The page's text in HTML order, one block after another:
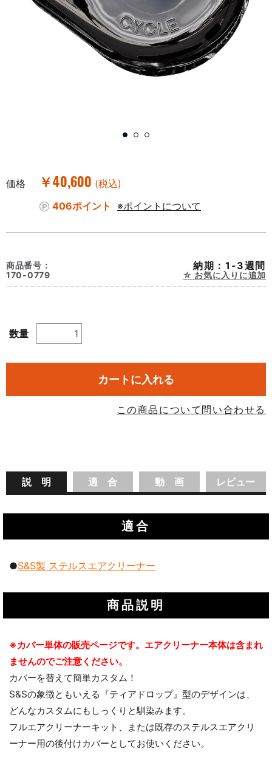
価格 ￥40,600 (税込)
406ポイント
※ポイントについて
商品番号：
170-0779
納期：1-3週間
お気に入りに追加
数量
カートに入れる
この商品について問い合わせる
説 明 適 合 動 画 レビュー
適合
●S&S製 ステルスエアクリーナー
商品説明
※カバー単体の販売ページです。エアクリーナー本体は含まれ
ませんのでご注意ください。
カバーを替えて簡単カスタム！
S&Sの象徴ともいえる『ティアドロップ』型のデザインは、
どんなカスタムにもしっくりと馴染みます。
フルエアクリーナーキット、または既存のステルスエアクリ
ーナー用の後付けカバーとしてお使いください。